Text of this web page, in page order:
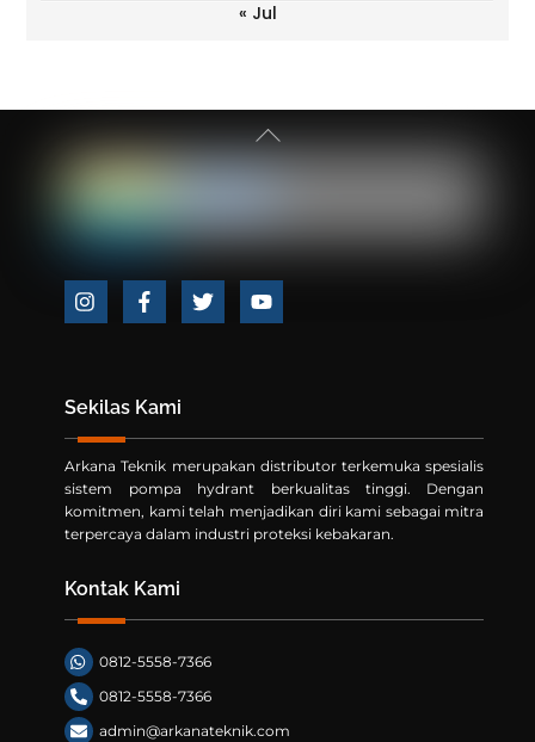
« Jul
Back
Icon
Icon
Icon
Icon
Sekilas Kami
Arkana Teknik merupakan distributor terkemuka spesialis
sistem pompa hydrant berkualitas tinggi. Dengan
komitmen, kami telah menjadikan diri kami sebagai mitra
terpercaya dalam industri proteksi kebakaran.
Kontak Kami
0812-5558-7366
0812-5558-7366
admin@arkanateknik.com